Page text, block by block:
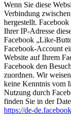
Wenn Sie diese
Verbindung
hergestellt.
Ihrer IP-Adresse
Facebook „Like-
Facebook-Account
Website auf Ihrem
Facebook den
zuordnen. Wir
keine Kenntnis vom
Nutzung durch
finden Sie in der
https://de-